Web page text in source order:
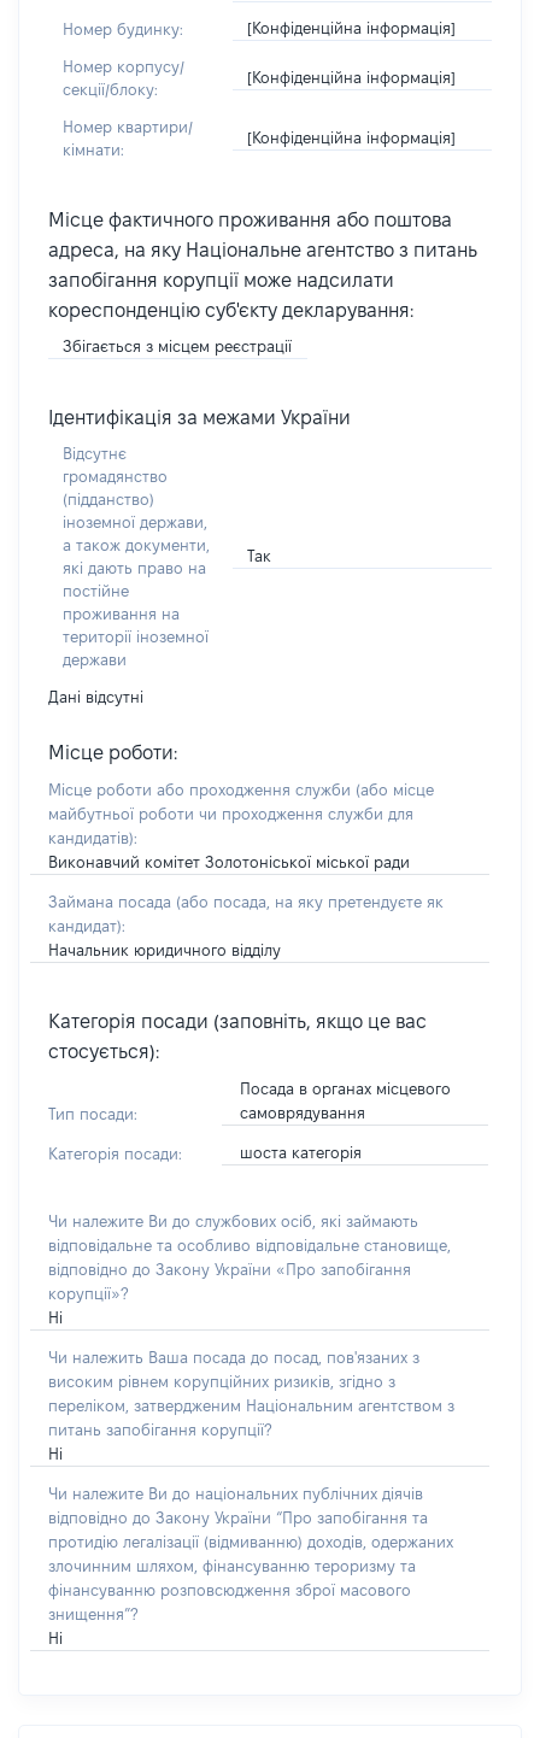
Номер будинку: [Конфіденційна інформація]
Номер корпусу/
секції/блоку:
[Конфіденційна інформація]
Номер квартири/
кімнати:
[Конфіденційна інформація]
Місце фактичного проживання або поштова
адреса, на яку Національне агентство з питань
запобігання корупції може надсилати
кореспонденцію суб'єкту декларування:
Збігається з місцем реєстрації
Ідентифікація за межами України
Відсутнє
громадянство
(підданство)
іноземної держави,
а також документи,
які дають право на
постійне
проживання на
території іноземної
держави
Так
Дані відсутні
Місце роботи:
Місце роботи або проходження служби (або місце
майбутньої роботи чи проходження служби для
кандидатів):
Виконавчий комітет Золотоніської міської ради
Займана посада (або посада, на яку претендуєте як
кандидат):
Начальник юридичного відділу
Категорія посади (заповніть, якщо це вас
стосується):
Тип посади:
Посада в органах місцевого
самоврядування
Категорія посади: шоста категорія
Чи належите Ви до службових осіб, які займають
відповідальне та особливо відповідальне становище,
відповідно до Закону України «Про запобігання
корупції»?
Ні
Чи належить Ваша посада до посад, пов'язаних з
високим рівнем корупційних ризиків, згідно з
переліком, затвердженим Національним агентством з
питань запобігання корупції?
Ні
Чи належите Ви до національних публічних діячів
відповідно до Закону України “Про запобігання та
протидію легалізації (відмиванню) доходів, одержаних
злочинним шляхом, фінансуванню тероризму та
фінансуванню розповсюдження зброї масового
знищення”?
Ні